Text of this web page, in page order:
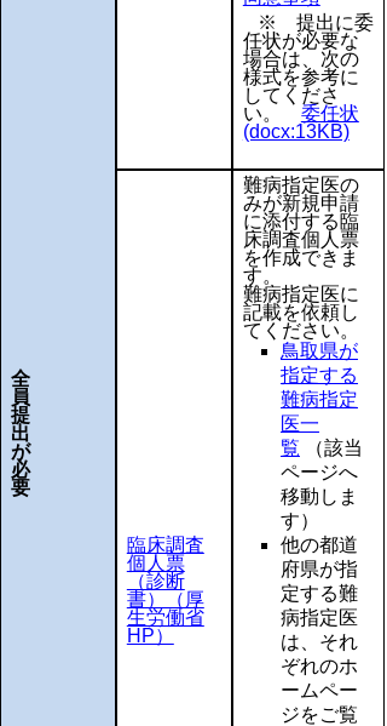
全
員
提
出
が
必
要
※ 提出に委
任状が必要な
場合は、次の
様式を参考に
してくださ
い。 委任状
(docx:13KB)
臨床調査
個人票
（診断
書）（厚
生労働省
HP）
難病指定医の
みが新規申請
に添付する臨
床調査個人票
を作成できま
す。
難病指定医に
記載を依頼し
てください。
鳥取県が
指定する
難病指定
医一
覧 （該当
ページへ
移動しま
す）
他の都道
府県が指
定する難
病指定医
は、それ
ぞれのホ
ームペー
ジをご覧